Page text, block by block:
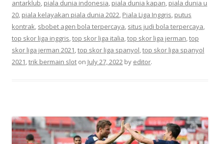
antarklub, piala dunia indonesia, piala dunia kapan, piala dunia u
20, piala kelayakan piala dunia 2022, Piala Liga Inggris, putus
kontrak, sbobet agen bola terpercaya, situs judi bola terpercaya,
top skor liga inggris,top skor liga italia,top skor liga jerman,top
skor liga jerman 2021,top skor liga spanyol,top skor liga spanyol
2021,trik bermain slot on July 27, 2022 by editor.